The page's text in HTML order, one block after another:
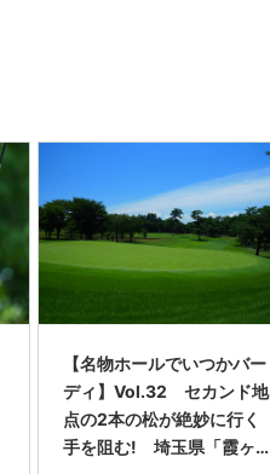
【名物ホールでいつかバー
ディ】Vol.32 セカンド地
点の2本の松が絶妙に行く
手を阻む! 埼玉県「霞ヶ関